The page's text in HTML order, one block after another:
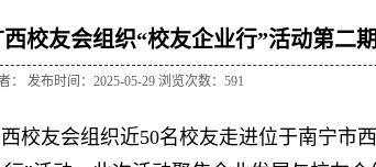
校友会组织“校友企业行”活动第二期
： 发布时间：2025-05-29 浏览次数： 591
校友会组织近50名校友走进位于南宁市